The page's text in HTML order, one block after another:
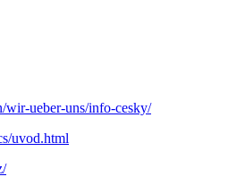
wir-ueber-uns/info-cesky/
uvod.html